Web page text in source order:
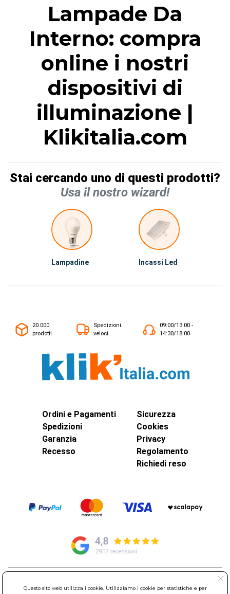
Lampade Da
Interno: compra
online i nostri
dispositivi di
illuminazione |
Klikitalia.com
Stai cercando uno di questi prodotti?
Usa il nostro wizard!
Lampadine Incassi Led
20.000
prodotti
Spedizioni
veloci
09:00/13:00 -
14:30/18:00
Ordini e Pagamenti
Spedizioni
Garanzia
Recesso
Sicurezza
Cookies
Privacy
Regolamento
Richiedi reso
Questo sito web utilizza i cookie. Utilizziamo i cookie per statistiche e per